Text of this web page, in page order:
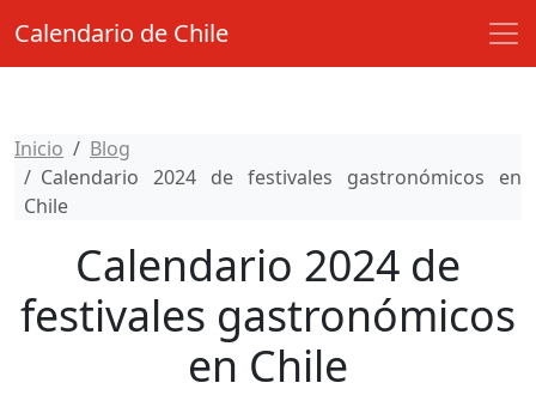
Calendario de Chile
Inicio
Blog
Calendario 2024 de festivales gastronómicos en
Chile
Calendario 2024 de
festivales gastronómicos
en Chile